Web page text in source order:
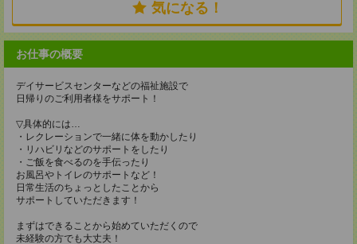
気になる！
お仕事の概要
デイサービスセンターなどの福祉施設で
日帰りのご利用者様をサポート！
▽具体的には…
・レクレーションで一緒に体を動かしたり
・リハビリなどのサポートをしたり
・ご飯を食べるのを手伝ったり
お風呂やトイレのサポートなど！
日常生活のちょっとしたことから
サポートしていただきます！
まずはできることから始めていただくので
未経験の方でも大丈夫！